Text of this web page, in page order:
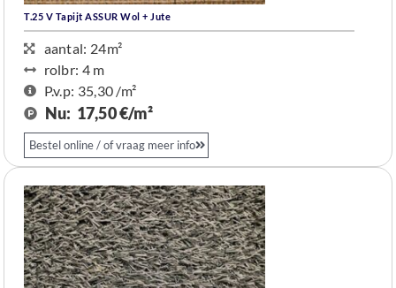
T.25 V Tapijt ASSUR Wol + Jute
aantal: 24m²
rolbr: 4 m​
P.v.p: 35,30 /m²
Nu: 17,50 €/m²
Bestel online / of vraag meer info